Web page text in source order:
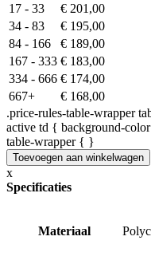
17 - 33
€ 201,00
34 - 83
€ 195,00
84 - 166
€ 189,00
167 - 333 € 183,00
334 - 666 € 174,00
667+
€ 168,00
.price-rules-table-wrapper
active td { background-
table-wrapper { }
Toevoegen aan winkelwagen
x
Specificaties
Materiaal